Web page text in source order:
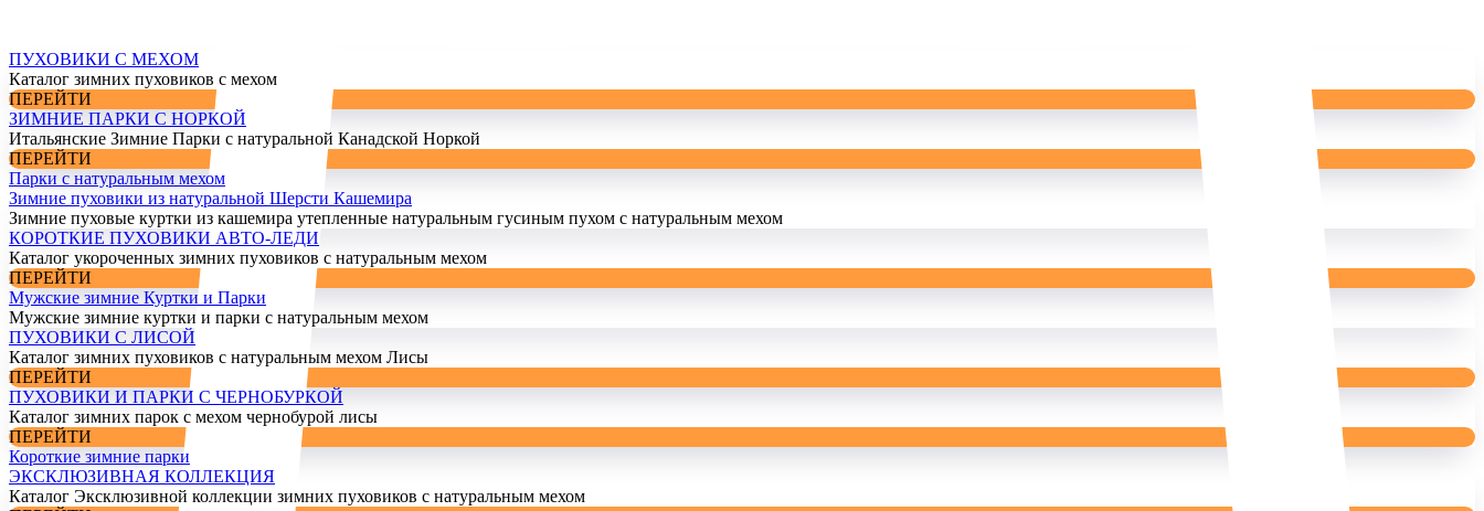
ПУХОВИКИ С МЕХОМ
Каталог зимних пуховиков с мехом
ПЕРЕЙТИ
ЗИМНИЕ ПАРКИ С НОРКОЙ
Итальянские Зимние Парки с натуральной Канадской Норкой
ПЕРЕЙТИ
Парки с натуральным мехом
Зимние пуховики из натуральной Шерсти Кашемира
Зимние пуховые куртки из кашемира утепленные натуральным гусиным пухом с натуральным мехом
КОРОТКИЕ ПУХОВИКИ АВТО-ЛЕДИ
Каталог укороченных зимних пуховиков с натуральным мехом
ПЕРЕЙТИ
Мужские зимние Куртки и Парки
Мужские зимние куртки и парки с натуральным мехом
ПУХОВИКИ С ЛИСОЙ
Каталог зимних пуховиков с натуральным мехом Лисы
ПЕРЕЙТИ
ПУХОВИКИ И ПАРКИ С ЧЕРНОБУРКОЙ
Каталог зимних парок с мехом чернобурой лисы
ПЕРЕЙТИ
Короткие зимние парки
ЭКСКЛЮЗИВНАЯ КОЛЛЕКЦИЯ
Каталог Эксклюзивной коллекции зимних пуховиков с натуральным мехом